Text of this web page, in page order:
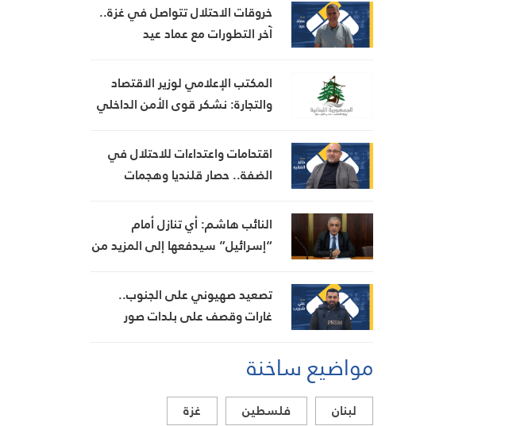
خروقات الاحتلال تتواصل في غزة..
آخر التطورات مع عماد عيد
المكتب الإعلامي لوزير الاقتصاد
والتجارة: نشكر قوى الأمن الداخلي
وتوقيف إحدى المشتبه بهن بانتحال
صفة “مفتشة في الوزارة
اقتحامات واعتداءات للاحتلال في
الضفة.. حصار قلنديا وهجمات
النائب هاشم: أي تنازل أمام
“إسرائيل” سيدفعها إلى المزيد من
التجريبية
تصعيد صهيوني على الجنوب..
غارات وقصف على بلدات صور
مجدلزون
مواضيع ساخنة
لبنان فلسطين
غزة